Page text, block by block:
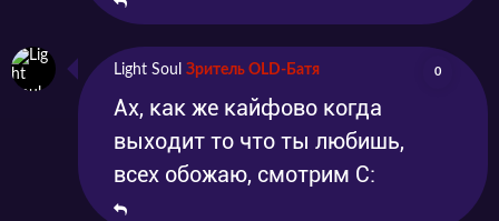
Light Soul Зритель OLD-Батя 0
Ах, как же кайфово когда
выходит то что ты любишь,
всех обожаю, смотрим С: